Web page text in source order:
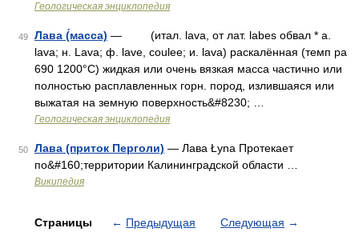
Геологическая энциклопедия
49 Лава (́масса) — (итал. lava, от лат. labes обвал * a.
lava; н. Lava; ф. lave, coulee; и. lava) раскалённая (темп pa
690 1200°C) жидкая или очень вязкая масса частично или
полностью расплавленных горн. пород, излившаяся или
выжатая на земную поверхность&#8230; …
Геологическая энциклопедия
50 Лава (приток Перголи) — Лава Łyna Протекает
по&#160;территории Калининградской области …
Википедия
Страницы ← Предыдущая Следующая →